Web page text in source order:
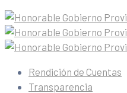
Rendición de Cuentas
Transparencia